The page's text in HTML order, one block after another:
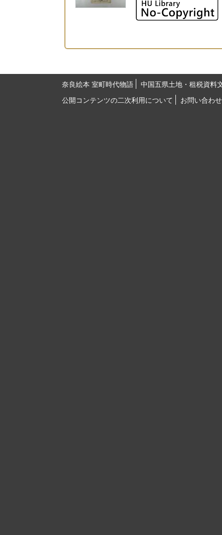
奈良絵本 室町時代物語
中国五県土地・租税資料
公開コンテンツの二次利用について
お問い合わせ